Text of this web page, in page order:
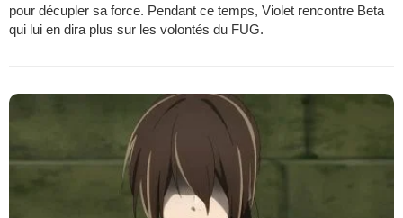
pour décupler sa force. Pendant ce temps, Violet rencontre Beta
qui lui en dira plus sur les volontés du FUG.